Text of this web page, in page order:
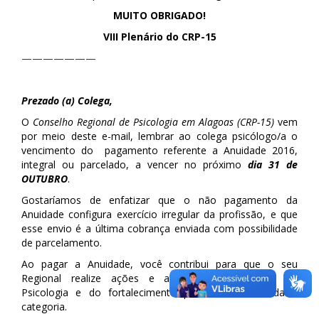
MUITO OBRIGADO!
VIII Plenário do CRP-15
———————
Prezado (a) Colega,
O Conselho Regional de Psicologia em Alagoas (CRP-15) vem
por meio deste e-mail, lembrar ao colega psicólogo/a o
vencimento do pagamento referente a Anuidade 2016,
integral ou parcelado, a vencer no próximo dia 31 de
OUTUBRO.
Gostaríamos de enfatizar que o não pagamento da
Anuidade configura exercício irregular da profissão, e que
esse envio é a última cobrança enviada com possibilidade
de parcelamento.
Ao pagar a Anuidade, você contribui para que o seu
Regional realize ações e atividades em defesa da
Psicologia e do fortalecimento profissional de toda a
categoria.